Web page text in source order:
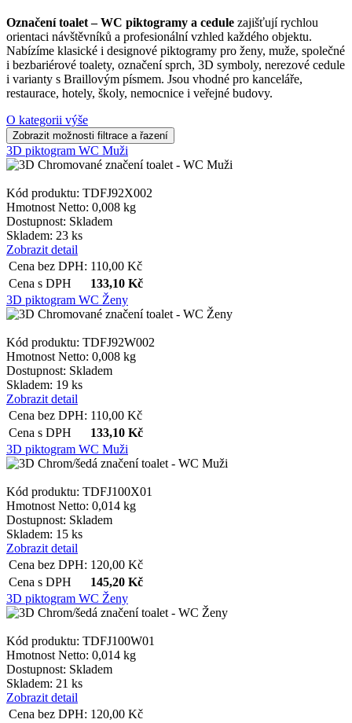
Označení toalet – WC piktogramy a cedule zajišťují rychlou
orientaci návštěvníků a profesionální vzhled každého objektu.
Nabízíme klasické i designové piktogramy pro ženy, muže, společné
i bezbariérové toalety, označení sprch, 3D symboly, nerezové cedule
i varianty s Braillovým písmem. Jsou vhodné pro kanceláře,
restaurace, hotely, školy, nemocnice i veřejné budovy.
O kategorii výše
3D piktogram WC Muži
Kód produktu: TDFJ92X002
Hmotnost Netto: 0,008 kg
Dostupnost: Skladem
Skladem: 23 ks
Zobrazit detail
Cena bez DPH: 110,00 Kč
Cena s DPH
133,10 Kč
3D piktogram WC Ženy
Kód produktu: TDFJ92W002
Hmotnost Netto: 0,008 kg
Dostupnost: Skladem
Skladem: 19 ks
Zobrazit detail
Cena bez DPH: 110,00 Kč
Cena s DPH
133,10 Kč
3D piktogram WC Muži
Kód produktu: TDFJ100X01
Hmotnost Netto: 0,014 kg
Dostupnost: Skladem
Skladem: 15 ks
Zobrazit detail
Cena bez DPH: 120,00 Kč
Cena s DPH
145,20 Kč
3D piktogram WC Ženy
Kód produktu: TDFJ100W01
Hmotnost Netto: 0,014 kg
Dostupnost: Skladem
Skladem: 21 ks
Zobrazit detail
Cena bez DPH: 120,00 Kč